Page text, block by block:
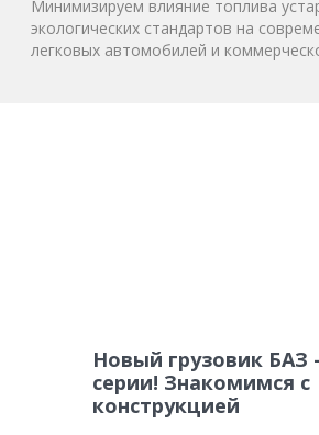
Минимизируем влияние топлива
экологических стандартов на
легковых автомобилей и
Новый грузовик БАЗ
серии! Знакомимся с
конструкцией